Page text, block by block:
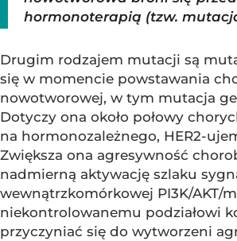
hormonoterapią (tzw.
Drugim rodzajem mutacji są
się w momencie powstawania
nowotworowej, w tym mutacja
Dotyczy ona około połowy
na hormonozależnego, HER2-
Zwiększa ona agresywność
nadmierną aktywację szlaku
wewnątrzkomórkowej PI3K/AKT/
niekontrolowanemu podziałowi
przyczyniać się do wytworzeni